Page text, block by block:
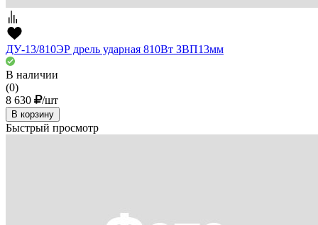
ДУ-13/810ЭР дрель ударная 810Вт ЗВП13мм
В наличии
(0)
8 630
/шт
В корзину
Быстрый просмотр